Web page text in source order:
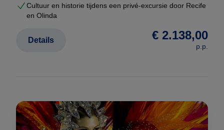
Cultuur en historie tijdens een privé-excursie door Recife
en Olinda
€ 2.138,00
p.p.
Details